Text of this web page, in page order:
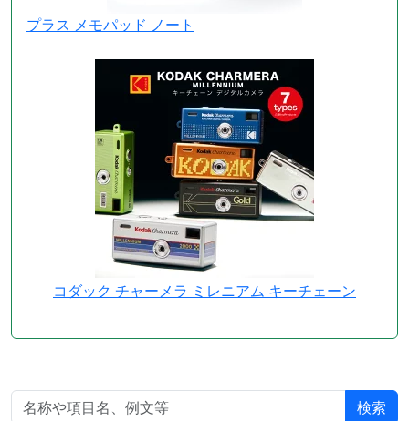
プラス メモパッド ノート
コダック チャーメラ ミレニアム キーチェーン
検索